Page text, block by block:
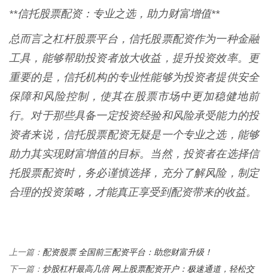
**信托股票配资：专业之选，助力财富增值**
总而言之杠杆股票平台，信托股票配资作为一种金融
工具，能够帮助投资者放大收益，提升投资效率。更
重要的是，信托机构的专业性能够为投资者提供安全
保障和风险控制，使其在股票市场中更加稳健地前
行。对于那些具备一定投资经验和风险承受能力的投
资者来说，信托股票配资无疑是一个专业之选，能够
助力其实现财富增值的目标。当然，投资者在选择信
托股票配资时，务必谨慎选择，充分了解风险，制定
合理的投资策略，才能真正享受到配资带来的收益。
上一篇： 配资股票 全国前三配资平台：助您财富升级！
下一篇： 炒股杠杆最高几倍 网上股票配资开户：极速通道，轻松交